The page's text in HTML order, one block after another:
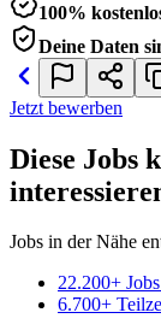
100%
Deine Daten
Jetzt bewerben
Diese Jobs
Jobs in der Nähe
22.200+
6.700+